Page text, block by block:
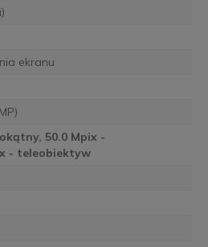
ekranu
50.0 Mpix -
- teleobiektyw